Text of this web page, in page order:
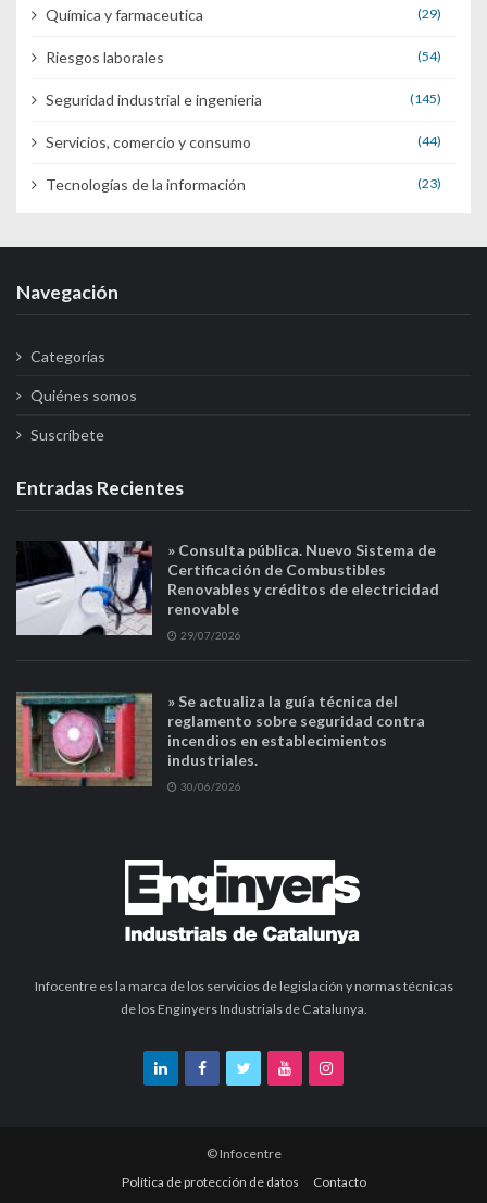
Química y farmaceutica (29)
Riesgos laborales (54)
Seguridad industrial e ingenieria (145)
Servicios, comercio y consumo (44)
Tecnologías de la información (23)
Navegación
Categorías
Quiénes somos
Suscríbete
Entradas Recientes
» Consulta pública. Nuevo Sistema de
Certificación de Combustibles
Renovables y créditos de electricidad
renovable
29/07/2026
» Se actualiza la guía técnica del
reglamento sobre seguridad contra
incendios en establecimientos
industriales.
30/06/2026
Infocentre es la marca de los servicios de legislación y normas técnicas
de los Enginyers Industrials de Catalunya.
© Infocentre
Política de protección de datos
Contacto